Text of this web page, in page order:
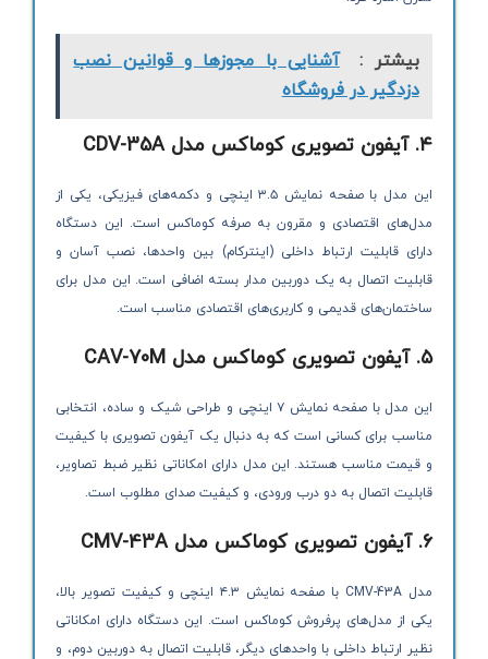
بیشتر :
آشنایی با مجوزها و قوانین نصب
دزدگیر در فروشگاه
۴.آیفون تصویری کوماکس مدل CDV-35A
این مدل با صفحه نمایش ۳.۵ اینچی و دکمه‌های فیزیکی، یکی از
مدل‌های اقتصادی و مقرون به صرفه کوماکس است. این دستگاه
دارای قابلیت ارتباط داخلی (اینترکام) بین واحدها، نصب آسان و
قابلیت اتصال به یک دوربین مدار بسته اضافی است. این مدل برای
ساختمان‌های قدیمی و کاربری‌های اقتصادی مناسب است.
۵.آیفون تصویری کوماکس مدل CAV-70M
این مدل با صفحه نمایش ۷ اینچی و طراحی شیک و ساده، انتخابی
مناسب برای کسانی است که به دنبال یک آیفون تصویری با کیفیت
و قیمت مناسب هستند. این مدل دارای امکاناتی نظیر ضبط تصاویر،
قابلیت اتصال به دو درب ورودی، و کیفیت صدای مطلوب است.
۶.آیفون تصویری کوماکس مدل CMV-43A
مدل CMV-43A با صفحه نمایش ۴.۳ اینچی و کیفیت تصویر بالا،
یکی از مدل‌های پرفروش کوماکس است. این دستگاه دارای امکاناتی
نظیر ارتباط داخلی با واحدهای دیگر، قابلیت اتصال به دوربین دوم، و